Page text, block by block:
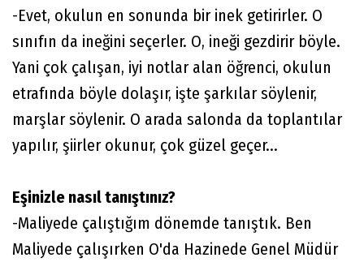
-Evet, okulun en sonunda bir inek getirirler. O
sınıfın da ineğini seçerler. O, ineği gezdirir böyle.
Yani çok çalışan, iyi notlar alan öğrenci, okulun
etrafında böyle dolaşır, işte şarkılar söylenir,
marşlar söylenir. O arada salonda da toplantılar
yapılır, şiirler okunur, çok güzel geçer...
Eşinizle nasıl tanıştınız?
-Maliyede çalıştığım dönemde tanıştık. Ben
Maliyede çalışırken O'da Hazinede Genel Müdür